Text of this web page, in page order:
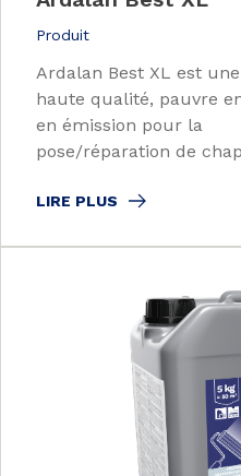
Produit
Ardalan Best XL est
haute qualité, pauvre
en émission pour la
pose/réparation de
LIRE PLUS